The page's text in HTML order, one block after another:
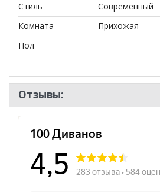
Стиль
Современный
Комната
Прихожая
Пол
Отзывы: